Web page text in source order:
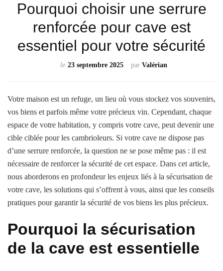
Pourquoi choisir une serrure
renforcée pour cave est
essentiel pour votre sécurité
par Valérian
le 23 septembre 2025
Votre maison est un refuge, un lieu où vous stockez vos souvenirs,
vos biens et parfois même votre précieux vin. Cependant, chaque
espace de votre habitation, y compris votre cave, peut devenir une
cible ciblée pour les cambrioleurs. Si votre cave ne dispose pas
d’une serrure renforcée, la question ne se pose même pas : il est
nécessaire de renforcer la sécurité de cet espace. Dans cet article,
nous aborderons en profondeur les enjeux liés à la sécurisation de
votre cave, les solutions qui s’offrent à vous, ainsi que les conseils
pratiques pour garantir la sécurité de vos biens les plus précieux.
Pourquoi la sécurisation
de la cave est essentielle